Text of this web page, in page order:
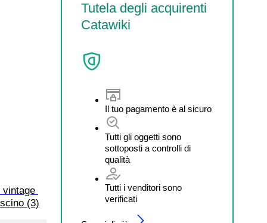
Tutela degli acquirenti
Catawiki
Il tuo pagamento è al sicuro
Tutti gli oggetti sono
sottoposti a controlli di
qualità
Tutti i venditori sono
verificati
vintage
(3)